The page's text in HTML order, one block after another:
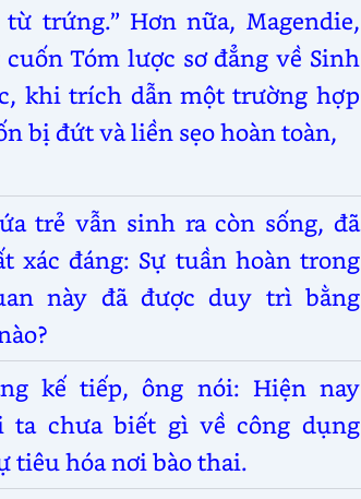
từ trứng.” Hơn nữa, Magendie,
Tóm lược sơ đẳng về Sinh
khi trích dẫn một trường hợp
bị đứt và liền sẹo hoàn toàn,
trẻ vẫn sinh ra còn sống, đã
xác đáng: Sự tuần hoàn trong
này đã được duy trì bằng
kế tiếp, ông nói: Hiện nay
ta chưa biết gì về công dụng
tiêu hóa nơi bào thai.